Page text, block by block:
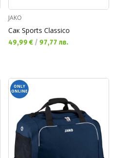
JAKO
Сак Sports Classico
Текуща цена:
49,99 € / 97,77 лв.
ONLY
ONLINE